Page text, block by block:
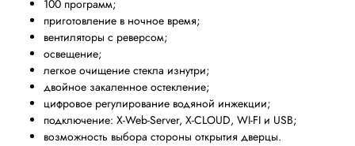
100 программ;
приготовление в ночное время;
вентиляторы с реверсом;
освещение;
легкое очищение стекла изнутри;
двойное закаленное остекление;
цифровое регулирование водяной инжекции;
подключение: X-Web-Server, X-CLOUD, WI-FI и USB;
возможность выбора стороны открытия дверцы.